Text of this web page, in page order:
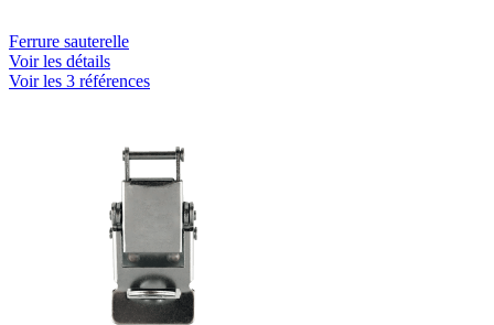
Ferrure sauterelle
Voir les détails
Voir les 3 références